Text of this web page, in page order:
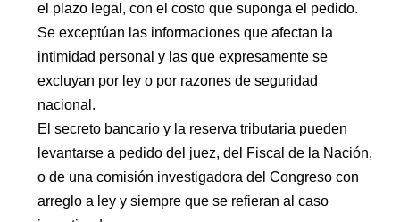
el plazo legal, con el costo que suponga el pedido.
Se exceptúan las informaciones que afectan la
intimidad personal y las que expresamente se
excluyan por ley o por razones de seguridad
nacional.
El secreto bancario y la reserva tributaria pueden
levantarse a pedido del juez, del Fiscal de la Nación,
o de una comisión investigadora del Congreso con
arreglo a ley y siempre que se refieran al caso